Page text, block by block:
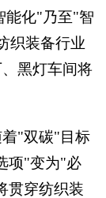
能化"乃至"智
织装备行业
黑灯车间将
"双碳"目标
项"变为"必
贯穿纺织装